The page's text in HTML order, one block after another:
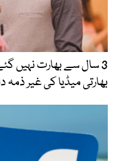
3 سال سے بھارت نہیں
بھارتی میڈیا کی غیر ذمہ